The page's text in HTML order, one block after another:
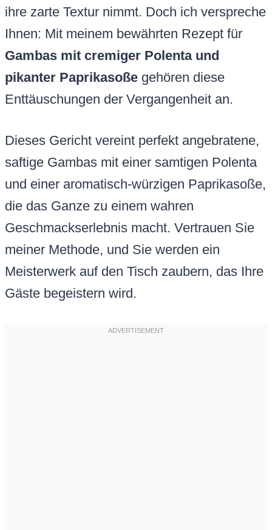
ihre zarte Textur nimmt. Doch ich verspreche
Ihnen: Mit meinem bewährten Rezept für
Gambas mit cremiger Polenta und
pikanter Paprikasoße gehören diese
Enttäuschungen der Vergangenheit an.
Dieses Gericht vereint perfekt angebratene,
saftige Gambas mit einer samtigen Polenta
und einer aromatisch-würzigen Paprikasoße,
die das Ganze zu einem wahren
Geschmackserlebnis macht. Vertrauen Sie
meiner Methode, und Sie werden ein
Meisterwerk auf den Tisch zaubern, das Ihre
Gäste begeistern wird.